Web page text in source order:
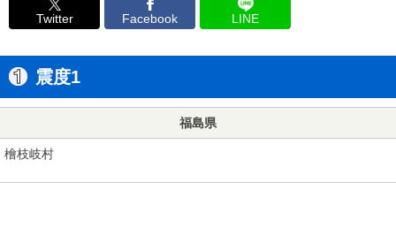
Twitter Facebook LINE
震度1
福島県
檜枝岐村